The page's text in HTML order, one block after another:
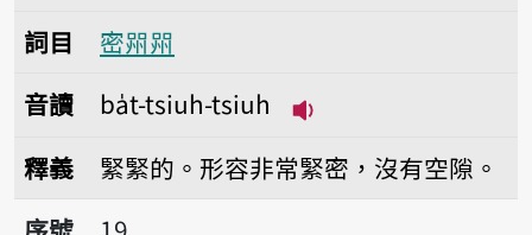
詞目
密喌喌
音讀
ba̍t-tsiuh-tsiuh
釋義
緊緊的。形容非常緊密，沒有空隙。
序號19袂和